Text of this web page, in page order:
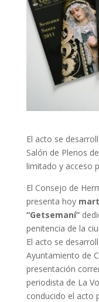
El acto se
Salón de Plenos
limitado y acceso
El Consejo de
presenta hoy
“Getsemaní”
penitencia de la
El acto se
Ayuntamiento de
presentación
periodista de La
conducido el acto